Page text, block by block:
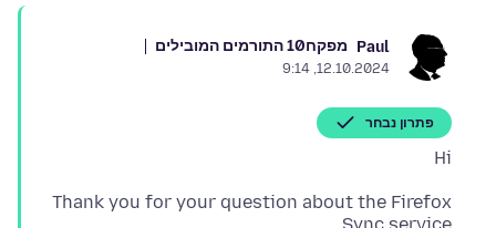
Paul מפקח10 התורמים המובילים
12.10.2024, 9:14
פתרון נבחר
Hi
Thank you for your question about the Firefox